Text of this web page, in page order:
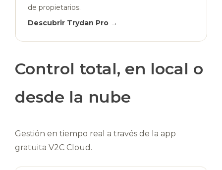
de propietarios.
Descubrir Trydan Pro →
Control total, en local o
desde la nube
Gestión en tiempo real a través de la app
gratuita V2C Cloud.